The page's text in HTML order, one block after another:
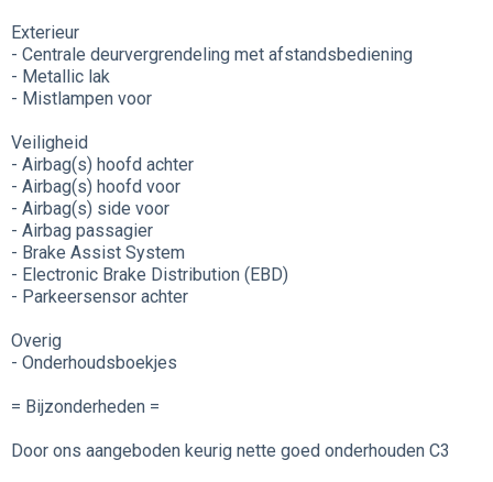
Exterieur
- Centrale deurvergrendeling met afstandsbediening
- Metallic lak
- Mistlampen voor
Veiligheid
- Airbag(s) hoofd achter
- Airbag(s) hoofd voor
- Airbag(s) side voor
- Airbag passagier
- Brake Assist System
- Electronic Brake Distribution (EBD)
- Parkeersensor achter
Overig
- Onderhoudsboekjes
= Bijzonderheden =
Door ons aangeboden keurig nette goed onderhouden C3